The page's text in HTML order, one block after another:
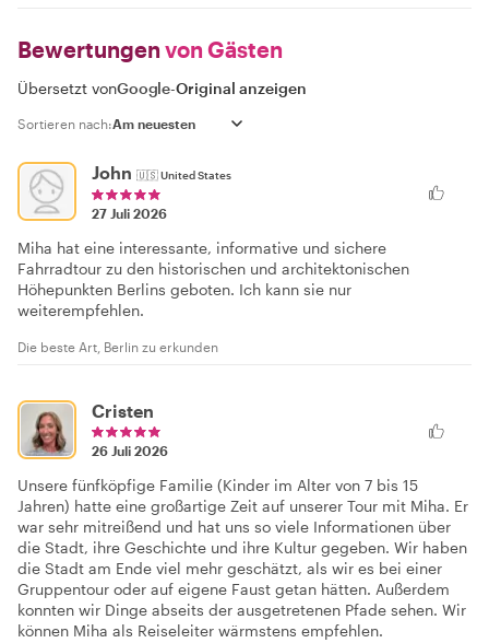
Bewertungen von Gästen
Übersetzt vonGoogle-Original anzeigen
Sortieren nach:
John 🇺🇸United States
27 Juli 2026
Miha hat eine interessante, informative und sichere
Fahrradtour zu den historischen und architektonischen
Höhepunkten Berlins geboten. Ich kann sie nur
weiterempfehlen.
Die beste Art, Berlin zu erkunden
Cristen
26 Juli 2026
Unsere fünfköpfige Familie (Kinder im Alter von 7 bis 15
Jahren) hatte eine großartige Zeit auf unserer Tour mit Miha. Er
war sehr mitreißend und hat uns so viele Informationen über
die Stadt, ihre Geschichte und ihre Kultur gegeben. Wir haben
die Stadt am Ende viel mehr geschätzt, als wir es bei einer
Gruppentour oder auf eigene Faust getan hätten. Außerdem
konnten wir Dinge abseits der ausgetretenen Pfade sehen. Wir
können Miha als Reiseleiter wärmstens empfehlen.